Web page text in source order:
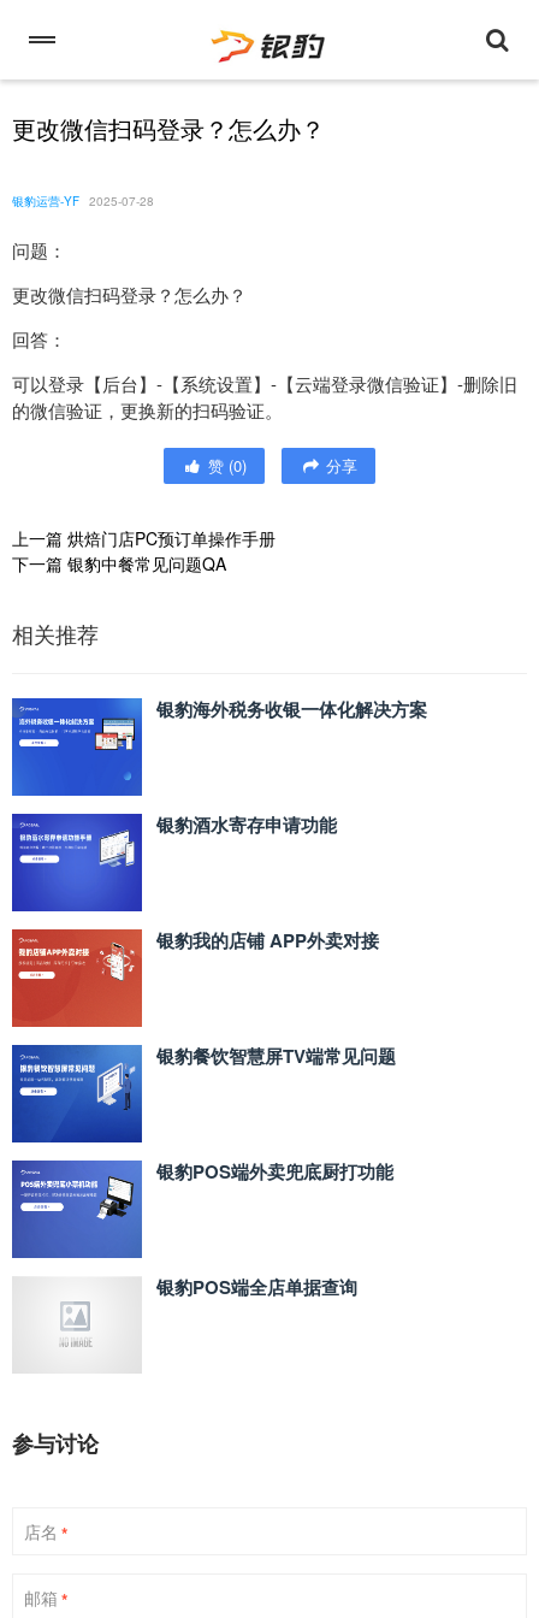
更改微信扫码登录？怎么办？
银豹运营-YF 2025-07-28
问题：
更改微信扫码登录？怎么办？
回答：
可以登录【后台】-【系统设置】-【云端登录微信验证】-删除旧
的微信验证，更换新的扫码验证。
赞 (0) 分享
上一篇 烘焙门店PC预订单操作手册
下一篇 银豹中餐常见问题QA
相关推荐
银豹海外税务收银一体化解决方案
银豹酒水寄存申请功能
银豹我的店铺 APP外卖对接
银豹餐饮智慧屏TV端常见问题
银豹POS端外卖兜底厨打功能
银豹POS端全店单据查询
参与讨论
店名 *
邮箱 *